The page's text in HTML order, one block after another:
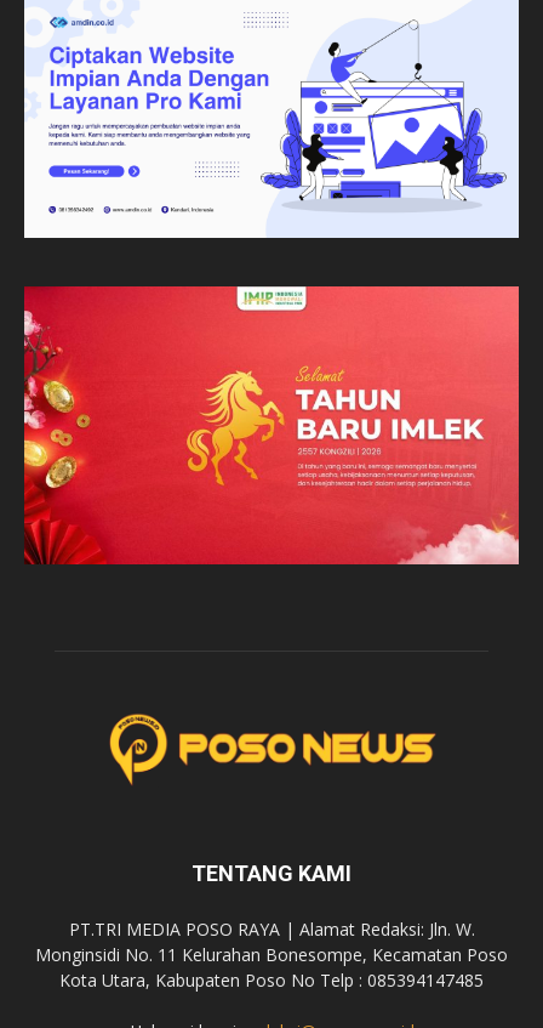
TENTANG KAMI
PT.TRI MEDIA POSO RAYA | Alamat Redaksi: Jln. W.
Monginsidi No. 11 Kelurahan Bonesompe, Kecamatan Poso
Kota Utara, Kabupaten Poso No Telp : 085394147485